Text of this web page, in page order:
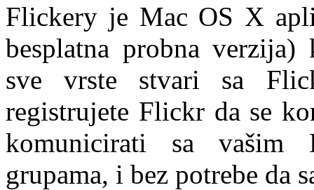
Flickery je Mac OS X
besplatna probna
sve vrste stvari sa
registrujete Flickr da se
komunicirati sa vašim
grupama, i bez potrebe da